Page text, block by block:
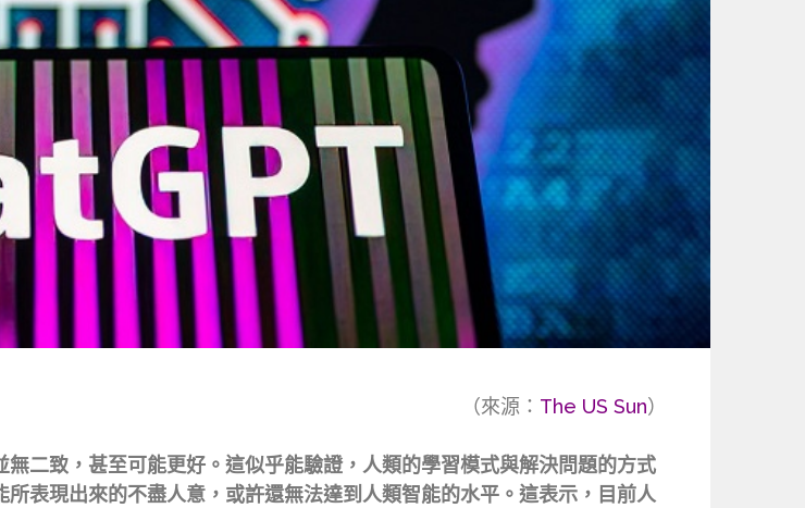
（來源： The US Sun）
二致，甚至可能更好。這似乎能驗證，人類的學習模式與解決問題的方式
表現出來的不盡人意，或許還無法達到人類智能的水平。這表示，目前人